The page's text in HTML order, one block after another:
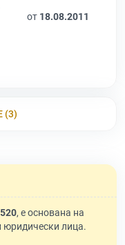
от 18.08.2011
(3)
, е основана на
юридически лица.